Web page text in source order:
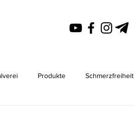
Produkte Schmerzfreiheit